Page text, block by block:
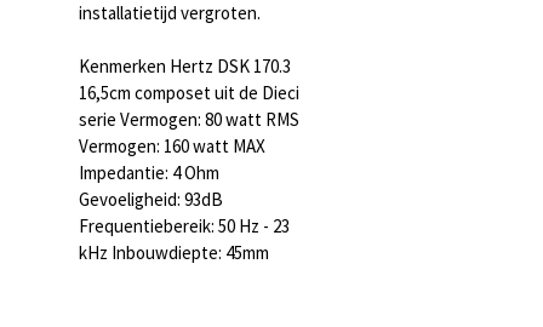
installatietijd vergroten.
Kenmerken Hertz DSK 170.3
16,5cm composet uit de Dieci
serie Vermogen: 80 watt RMS
Vermogen: 160 watt MAX
Impedantie: 4 Ohm
Gevoeligheid: 93dB
Frequentiebereik: 50 Hz - 23
kHz Inbouwdiepte: 45mm